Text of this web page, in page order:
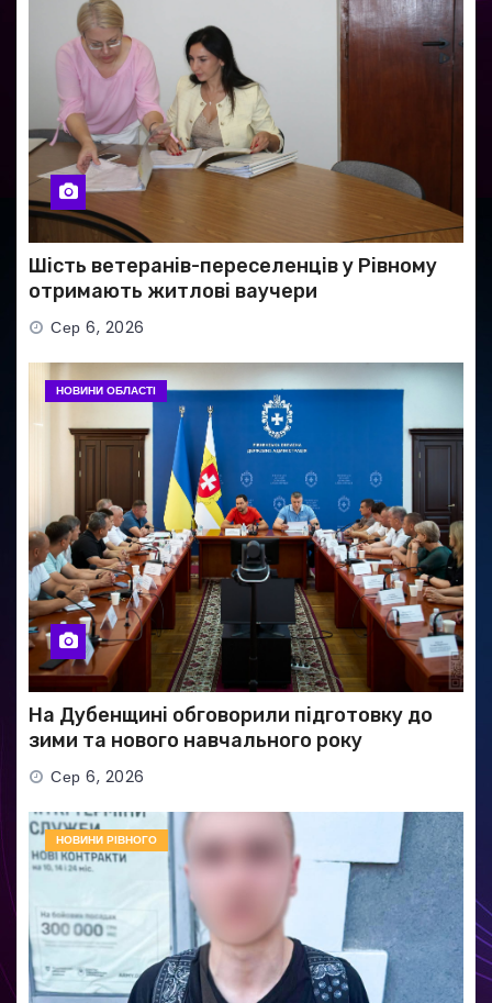
Шість ветеранів-переселенців у Рівному
отримають житлові ваучери
Сер 6, 2026
НОВИНИ ОБЛАСТІ
На Дубенщині обговорили підготовку до
зими та нового навчального року
Сер 6, 2026
НОВИНИ РІВНОГО